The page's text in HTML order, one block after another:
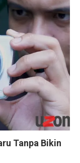
Tanpa Bikin